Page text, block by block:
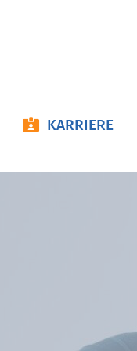
KARRIERE